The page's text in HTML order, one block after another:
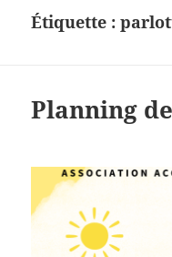
Étiquette :
Planning